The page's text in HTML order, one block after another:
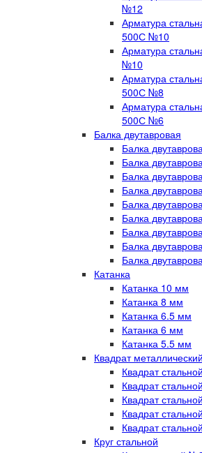
№12
Арматура
500С №10
Арматура
№10
Арматура
500С №8
Арматура
500С №6
Балка двутавровая
Балка
Балка
Балка
Балка
Балка
Балка
Балка
Балка
Балка
Катанка
Катанка 10 мм
Катанка 8 мм
Катанка 6.5 мм
Катанка 6 мм
Катанка 5.5 мм
Квадрат металлический
Квадрат
Квадрат
Квадрат
Квадрат
Квадрат
Круг стальной